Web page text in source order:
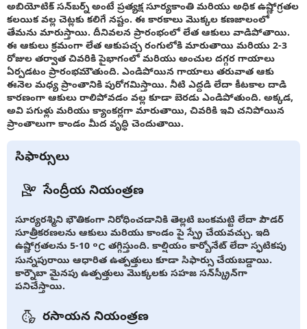
అబియోటిక్ సన్‌బర్న్ అంటే ప్రత్యక్ష సూర్యకాంతి మరియు అధిక ఉష్ణోగ్రతల
కలయిక వల్ల చెట్లకు కలిగే నష్టం. ఈ కారకాలు మొక్కల కణజాలంలో
తేమను మారుస్తాయి. దీనివలన ప్రారంభంలో లేత ఆకులు వాడిపోతాయి.
ఈ ఆకులు క్రమంగా లేత ఆకుపచ్చ రంగులోకి మారుతాయి మరియు 2-3
రోజుల తర్వాత చివరికి పైభాగంలో మరియు అంచుల దగ్గర గాయాలు
ఏర్పడటం ప్రారంభమౌతుంది. ఎండిపోయిన గాయాలు తరువాత ఆకు
ఈనెల మధ్య ప్రాంతానికి పురోగమిస్తాయి. నీటి ఎద్దడి లేదా కీటకాల దాడి
కారణంగా ఆకులు రాలిపోవడం వల్ల కూడా బెరడు ఎండిపోతుంది. అక్కడ,
అవి పగుళ్లు మరియు క్యాంకర్లగా మారుతాయి, చివరికి ఇవి చనిపోయిన
ప్రాంతాలుగా కాండం మీద వృద్ధి చెందుతాయి.
సిఫార్సులు
సేంద్రీయ నియంత్రణ
సూర్యరశ్మిని భౌతికంగా నిరోధించడానికి తెల్లటి బంకమట్టి లేదా పౌడర్
సూత్రీకరణలను ఆకులు మరియు కాండం పై స్ప్రే చేయవచ్చు. ఇది
ఉష్ణోగ్రతలను 5-10 °C తగ్గిస్తుంది. కాల్షియం కార్బోనేట్ లేదా స్ఫటికపు
సున్నపురాయి ఆధారిత ఉత్పత్తులు కూడా సిఫార్సు చేయబడ్డాయి.
కార్నౌబా మైనపు ఉత్పత్తులు మొక్కలకు సహజ సన్‌స్క్రీన్‌గా
పనిచేస్తాయి.
రసాయన నియంత్రణ